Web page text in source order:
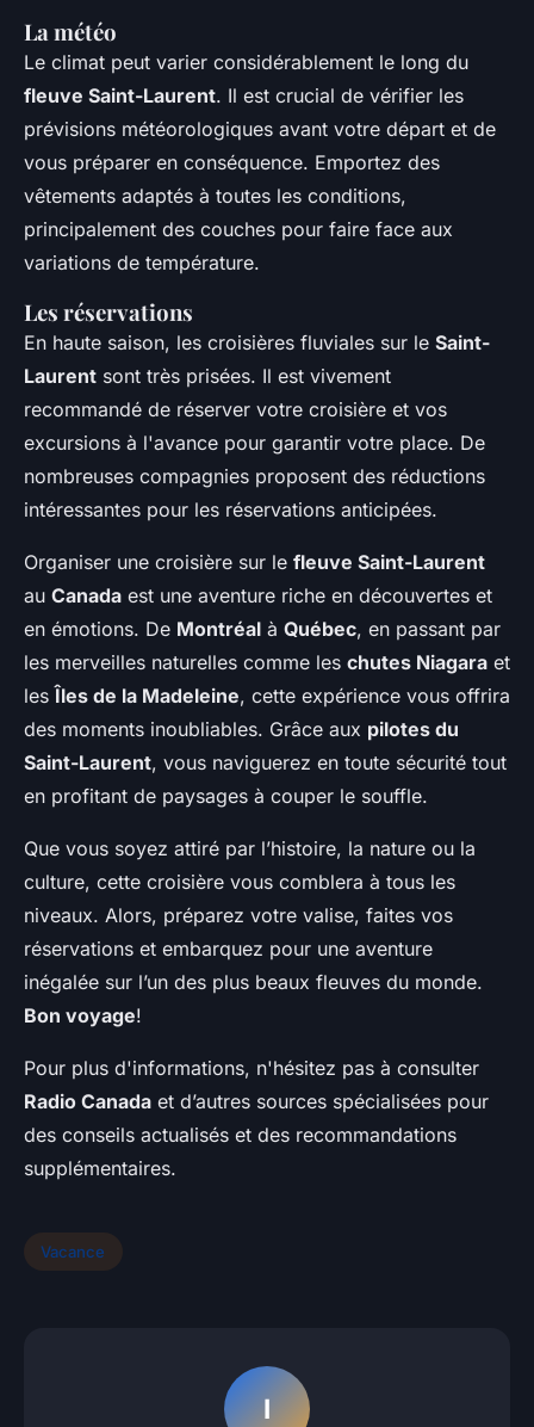
La météo
Le climat peut varier considérablement le long du
fleuve Saint-Laurent. Il est crucial de vérifier les
prévisions météorologiques avant votre départ et de
vous préparer en conséquence. Emportez des
vêtements adaptés à toutes les conditions,
principalement des couches pour faire face aux
variations de température.
Les réservations
En haute saison, les croisières fluviales sur le Saint-
Laurent sont très prisées. Il est vivement
recommandé de réserver votre croisière et vos
excursions à l'avance pour garantir votre place. De
nombreuses compagnies proposent des réductions
intéressantes pour les réservations anticipées.
Organiser une croisière sur le fleuve Saint-Laurent
au Canada est une aventure riche en découvertes et
en émotions. De Montréal à Québec, en passant par
les merveilles naturelles comme les chutes Niagara et
les Îles de la Madeleine, cette expérience vous offrira
des moments inoubliables. Grâce aux pilotes du
Saint-Laurent, vous naviguerez en toute sécurité tout
en profitant de paysages à couper le souffle.
Que vous soyez attiré par l’histoire, la nature ou la
culture, cette croisière vous comblera à tous les
niveaux. Alors, préparez votre valise, faites vos
réservations et embarquez pour une aventure
inégalée sur l’un des plus beaux fleuves du monde.
Bon voyage!
Pour plus d'informations, n'hésitez pas à consulter
Radio Canada et d’autres sources spécialisées pour
des conseils actualisés et des recommandations
supplémentaires.
Vacance
I